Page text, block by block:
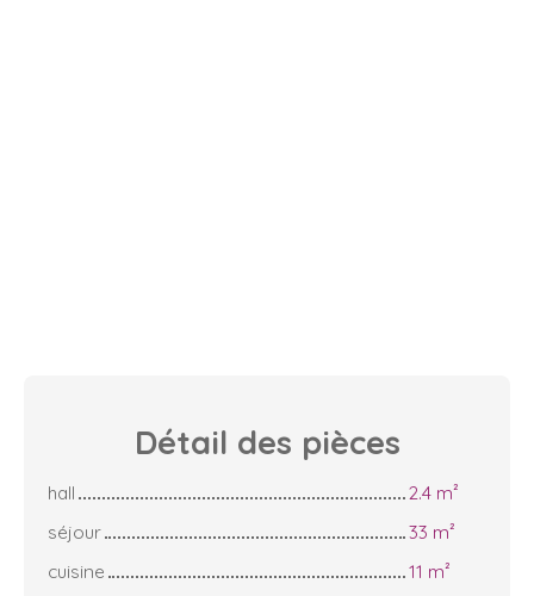
Détail des pièces
hall
2.4 m²
séjour
33 m²
cuisine
11 m²